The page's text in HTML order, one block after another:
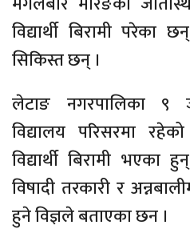
विद्यार्थी बिरामी
सिकिस्त छन् ।
लेटाङ नगरपालिका ९
विद्यालय परिसरमा
विद्यार्थी बिरामी भएका
विषादी तरकारी र
हुने विज्ञले बताएका छन ।